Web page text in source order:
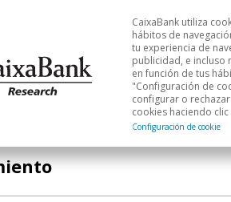
y mercados Análisis
CaixaBank utiliza
hábitos de
tu experiencia de
publicidad, e
en función de tus
"Configuración de
configurar o
cookies haciendo clic
Configuración de cookie